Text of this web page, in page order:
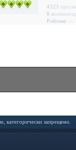
4323
0
Рейтинг —
категорически запрещено.